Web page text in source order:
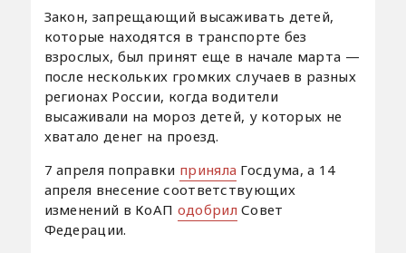
Закон, запрещающий высаживать детей,
которые находятся в транспорте без
взрослых, был принят еще в начале марта —
после нескольких громких случаев в разных
регионах России, когда водители
высаживали на мороз детей, у которых не
хватало денег на проезд.
7 апреля поправки приняла Госдума, а 14
апреля внесение соответствующих
изменений в КоАП одобрил Совет
Федерации.